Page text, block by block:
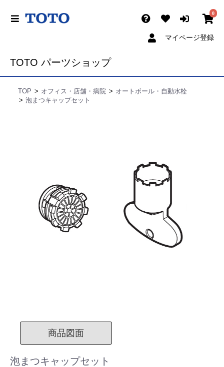
0
マイページ登録
TOTO パーツショップ
TOP オフィス・店舗・病院
オートボール・自動水栓
泡まつキャップセット
商品図面
泡まつキャップセット